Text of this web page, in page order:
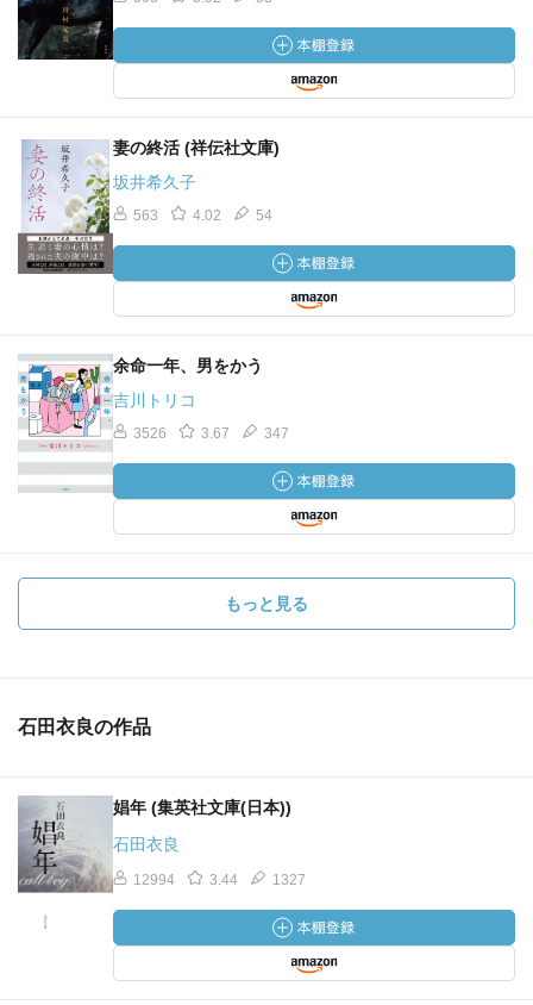
妻の終活 (祥伝社文庫)
坂井希久子
563 4.02 54
余命一年、男をかう
吉川トリコ
3526 3.67 347
もっと見る
石田衣良の作品
娼年 (集英社文庫(日本))
石田衣良
12994 3.44 1327